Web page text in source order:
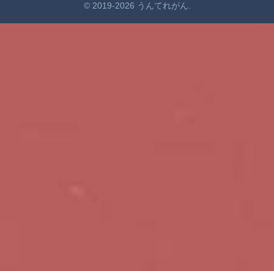
© 2019-2026 うんてれがん.